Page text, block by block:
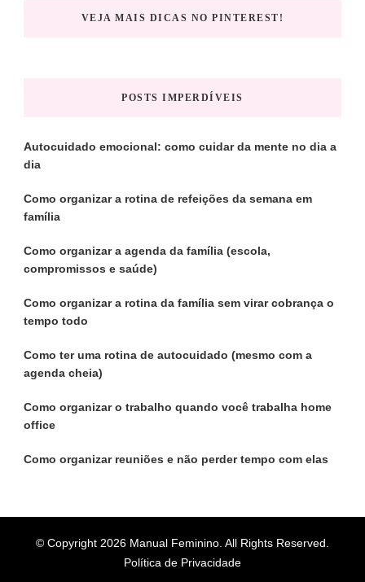
VEJA MAIS DICAS NO PINTEREST!
POSTS IMPERDÍVEIS
Autocuidado emocional: como cuidar da mente no dia a
dia
Como organizar a rotina de refeições da semana em
família
Como organizar a agenda da família (escola,
compromissos e saúde)
Como organizar a rotina da família sem virar cobrança o
tempo todo
Como ter uma rotina de autocuidado (mesmo com a
agenda cheia)
Como organizar o trabalho quando você trabalha home
office
Como organizar reuniões e não perder tempo com elas
© Copyright 2026 Manual Feminino . All Rights Reserved.
Política de Privacidade